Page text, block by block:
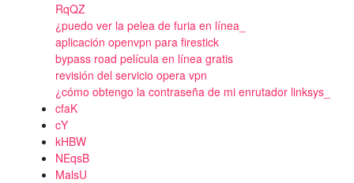
RqQZ
¿puedo ver la pelea de furia en línea_
aplicación openvpn para firestick
bypass road película en línea gratis
revisión del servicio opera vpn
¿cómo obtengo la contraseña de mi enrutador linksys_
cfaK
cY
kHBW
NEqsB
MalsU